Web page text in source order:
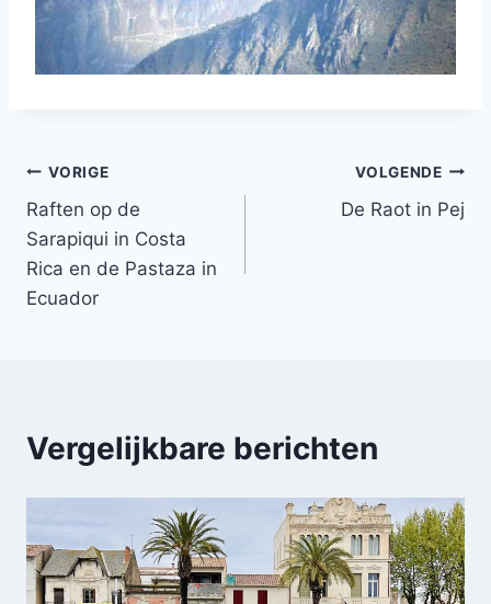
Bericht
navigatie
VORIGE
Raften op de
Sarapiqui in Costa
Rica en de Pastaza in
Ecuador
VOLGENDE
De Raot in Pej
Vergelijkbare berichten